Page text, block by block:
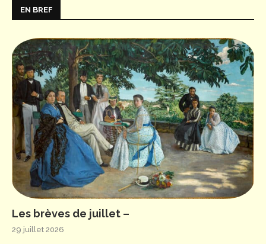
EN BREF
Les brèves de juillet –
29 juillet 2026